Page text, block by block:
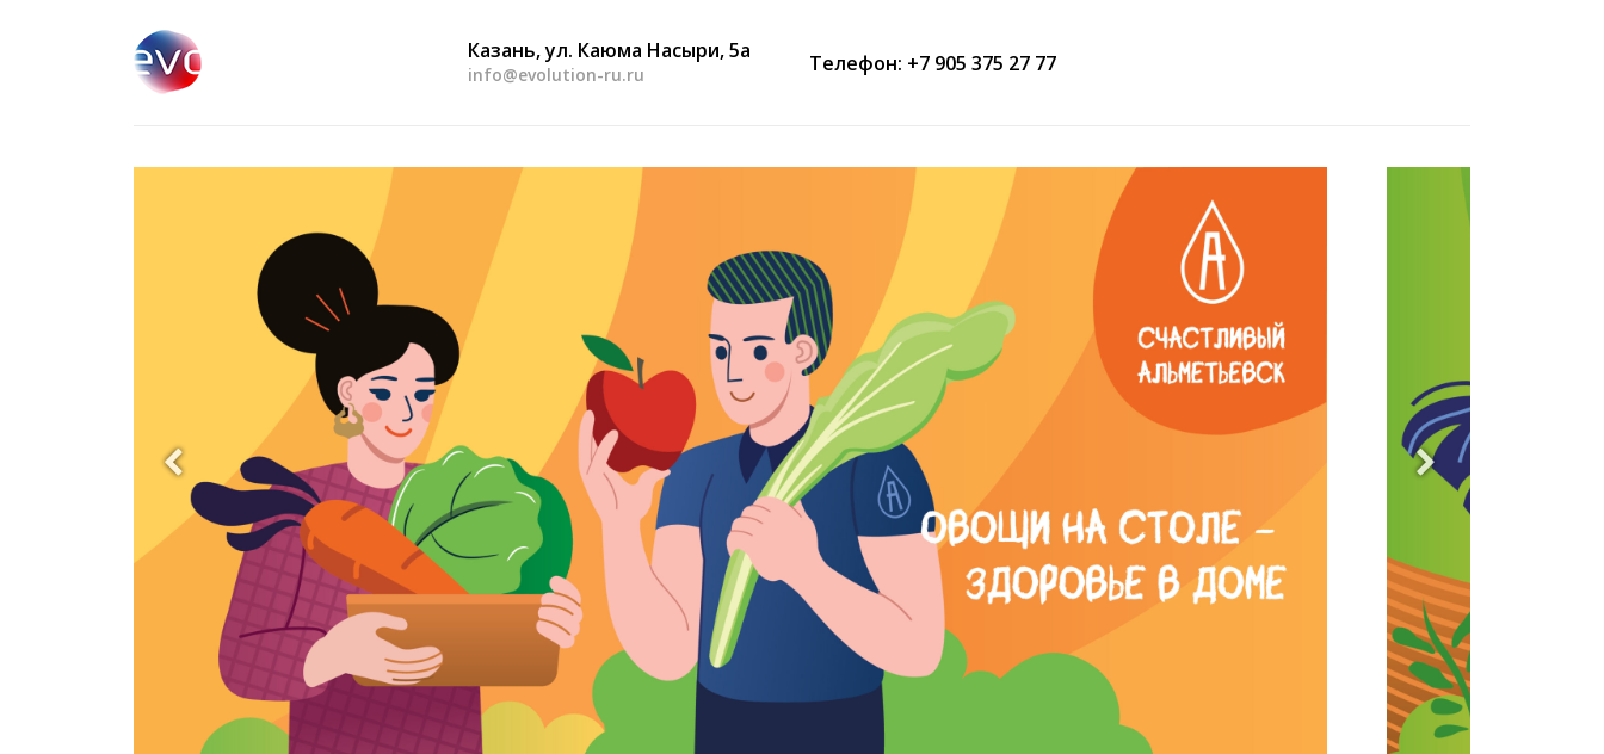
Казань, ул. Каюма Насыри, 5а
info@evolution-ru.ru Телефон: +7 905 375 27 77